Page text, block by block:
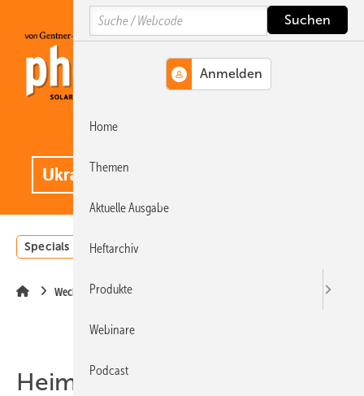
Hauptinhalt
Hauptmenü
SiteSearch
Specials Einstrahlungsatlas
Wechselrichter
Heimische
Search
Home
Themen
Aktuelle Ausgabe
Heftarchiv
Produkte
Webinare
Podcast